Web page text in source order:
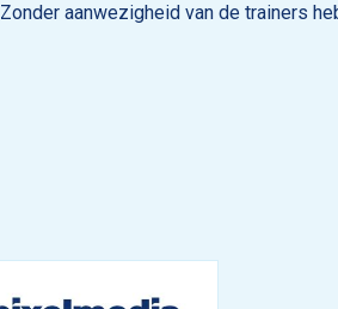
Zonder aanwezigheid van de trainers